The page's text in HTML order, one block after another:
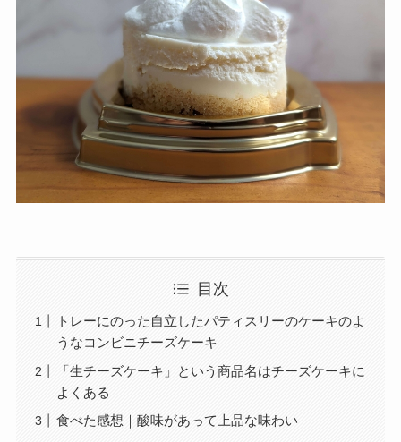
目次
トレーにのった自立したパティスリーのケーキのよ
うなコンビニチーズケーキ
「生チーズケーキ」という商品名はチーズケーキに
よくある
食べた感想｜酸味があって上品な味わい